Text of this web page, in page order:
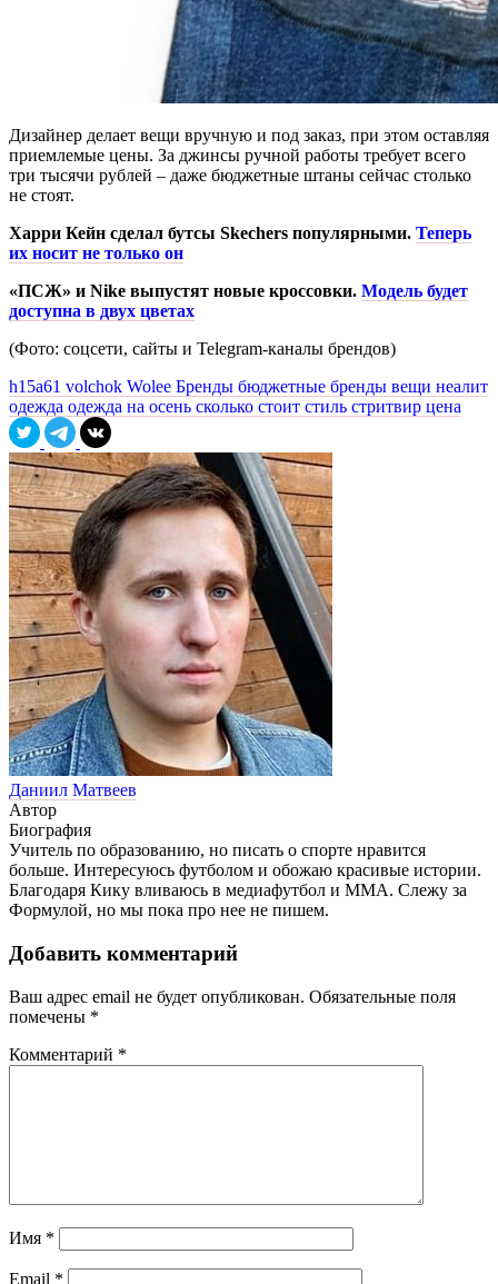
Дизайнер делает вещи вручную и под заказ, при этом оставляя
приемлемые цены. За джинсы ручной работы требует всего
три тысячи рублей – даже бюджетные штаны сейчас столько
не стоят.
Харри Кейн сделал бутсы Skechers популярными. Теперь
их носит не только он
«ПСЖ» и Nike выпустят новые кроссовки. Модель будет
доступна в двух цветах
(Фото: соцсети, сайты и Telegram-каналы брендов)
h15a61 volchok Wolee Бренды бюджетные бренды вещи неалит
одежда одежда на осень сколько стоит стиль стритвир цена
Даниил Матвеев
Автор
Биография
Учитель по образованию, но писать о спорте нравится
больше. Интересуюсь футболом и обожаю красивые истории.
Благодаря Кику вливаюсь в медиафутбол и ММА. Слежу за
Формулой, но мы пока про нее не пишем.
Добавить комментарий
Ваш адрес email не будет опубликован. Обязательные поля
помечены *
Комментарий *
Имя *
Email *